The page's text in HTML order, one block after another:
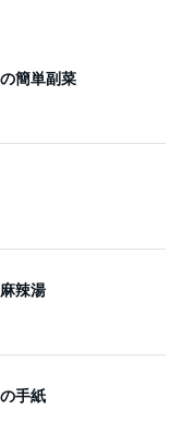
簡単副菜
辣湯
手紙